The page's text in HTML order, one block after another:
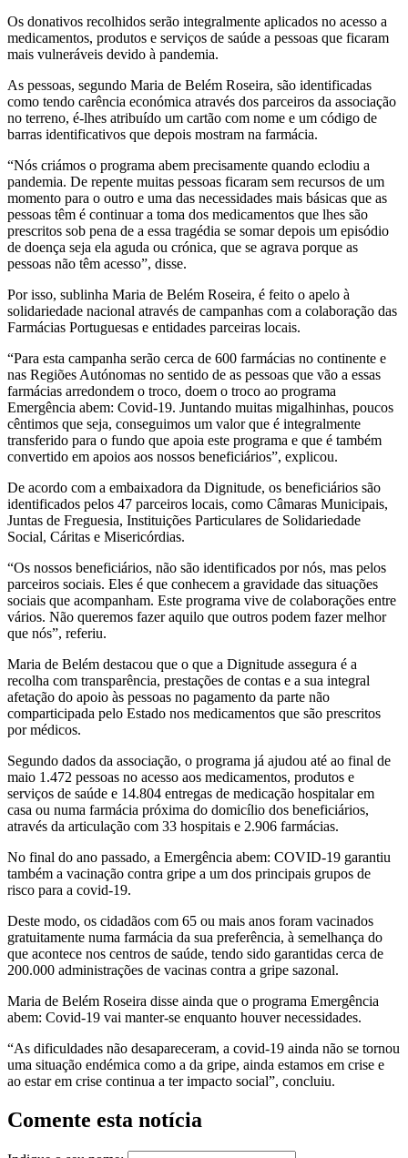
Os donativos recolhidos serão integralmente aplicados no acesso a
medicamentos, produtos e serviços de saúde a pessoas que ficaram
mais vulneráveis devido à pandemia.
As pessoas, segundo Maria de Belém Roseira, são identificadas
como tendo carência económica através dos parceiros da associação
no terreno, é-lhes atribuído um cartão com nome e um código de
barras identificativos que depois mostram na farmácia.
“Nós criámos o programa abem precisamente quando eclodiu a
pandemia. De repente muitas pessoas ficaram sem recursos de um
momento para o outro e uma das necessidades mais básicas que as
pessoas têm é continuar a toma dos medicamentos que lhes são
prescritos sob pena de a essa tragédia se somar depois um episódio
de doença seja ela aguda ou crónica, que se agrava porque as
pessoas não têm acesso”, disse.
Por isso, sublinha Maria de Belém Roseira, é feito o apelo à
solidariedade nacional através de campanhas com a colaboração das
Farmácias Portuguesas e entidades parceiras locais.
“Para esta campanha serão cerca de 600 farmácias no continente e
nas Regiões Autónomas no sentido de as pessoas que vão a essas
farmácias arredondem o troco, doem o troco ao programa
Emergência abem: Covid-19. Juntando muitas migalhinhas, poucos
cêntimos que seja, conseguimos um valor que é integralmente
transferido para o fundo que apoia este programa e que é também
convertido em apoios aos nossos beneficiários”, explicou.
De acordo com a embaixadora da Dignitude, os beneficiários são
identificados pelos 47 parceiros locais, como Câmaras Municipais,
Juntas de Freguesia, Instituições Particulares de Solidariedade
Social, Cáritas e Misericórdias.
“Os nossos beneficiários, não são identificados por nós, mas pelos
parceiros sociais. Eles é que conhecem a gravidade das situações
sociais que acompanham. Este programa vive de colaborações entre
vários. Não queremos fazer aquilo que outros podem fazer melhor
que nós”, referiu.
Maria de Belém destacou que o que a Dignitude assegura é a
recolha com transparência, prestações de contas e a sua integral
afetação do apoio às pessoas no pagamento da parte não
comparticipada pelo Estado nos medicamentos que são prescritos
por médicos.
Segundo dados da associação, o programa já ajudou até ao final de
maio 1.472 pessoas no acesso aos medicamentos, produtos e
serviços de saúde e 14.804 entregas de medicação hospitalar em
casa ou numa farmácia próxima do domicílio dos beneficiários,
através da articulação com 33 hospitais e 2.906 farmácias.
No final do ano passado, a Emergência abem: COVID-19 garantiu
também a vacinação contra gripe a um dos principais grupos de
risco para a covid-19.
Deste modo, os cidadãos com 65 ou mais anos foram vacinados
gratuitamente numa farmácia da sua preferência, à semelhança do
que acontece nos centros de saúde, tendo sido garantidas cerca de
200.000 administrações de vacinas contra a gripe sazonal.
Maria de Belém Roseira disse ainda que o programa Emergência
abem: Covid-19 vai manter-se enquanto houver necessidades.
“As dificuldades não desapareceram, a covid-19 ainda não se tornou
uma situação endémica como a da gripe, ainda estamos em crise e
ao estar em crise continua a ter impacto social”, concluiu.
Comente esta notícia